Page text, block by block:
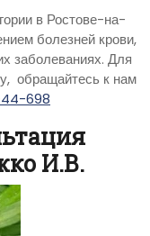
в Ростове-на-
болезней крови,
заболеваниях. Для
обращайтесь к нам
698
И.В.